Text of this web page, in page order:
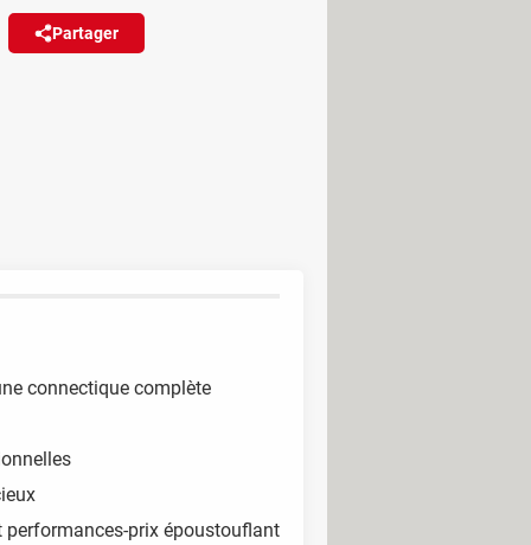
Partager
cette nouvelle version de
PC du moment !
connectique complète
performances-prix époustouflant